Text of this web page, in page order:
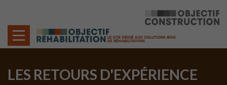
LES RETOURS D'EXPÉRIENCE